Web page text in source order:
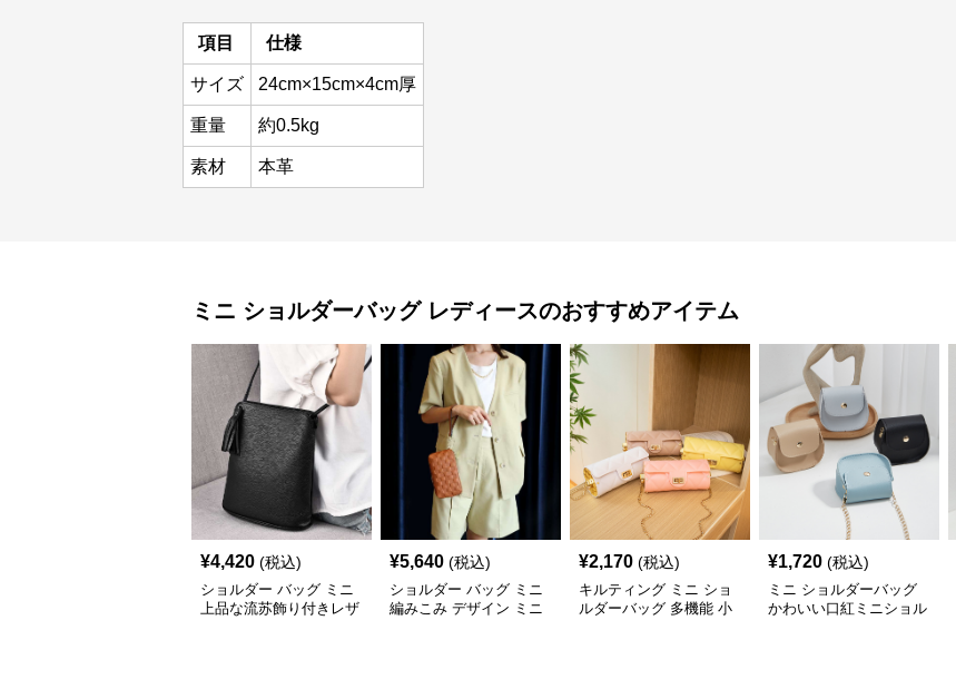
項目 仕様
サイズ 24cm×15cm×4cm厚
重量 約0.5kg
素材 本革
ミニ ショルダーバッグ レディースのおすすめアイテム
¥4,420 (税込)
ショルダー バッグ ミニ
上品な流苏飾り付きレザ
¥5,640 (税込)
ショルダー バッグ ミニ
編みこみ デザイン ミニ
¥2,170 (税込)
キルティング ミニ ショ
ルダーバッグ 多機能 小
¥1,720 (税込)
ミニ ショルダーバッグ
かわいい口紅ミニショル